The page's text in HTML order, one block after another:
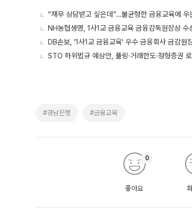
“재무 상담받고 싶은데”…불균형한 금융교육에
NH농협생명, 1사1교 금융교육 금융감독원장상 수
DB손보, '1사1교 금융교육' 우수 금융회사 금감원
STO 하위법규 예상안, 풀링·거래한도·정형증권
#경남은행 #금융교육
좋아요
0